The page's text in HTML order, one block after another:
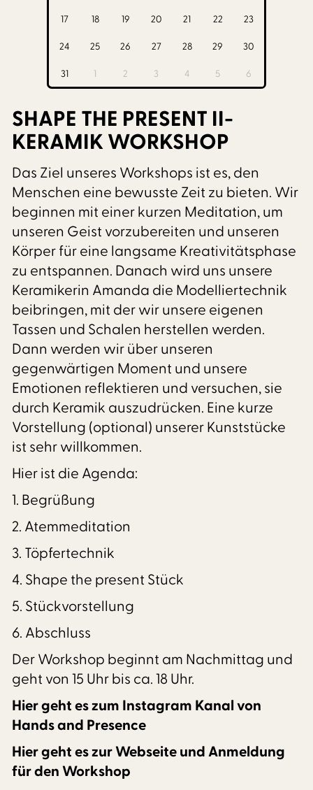
17 18 19 20 21 22 23
24 25 26 27 28 29 30
31 1 2 3 4 5 6
SHAPE THE PRESENT II-
KERAMIK WORKSHOP
Das Ziel unseres Workshops ist es, den
Menschen eine bewusste Zeit zu bieten. Wir
beginnen mit einer kurzen Meditation, um
unseren Geist vorzubereiten und unseren
Körper für eine langsame Kreativitätsphase
zu entspannen. Danach wird uns unsere
Keramikerin Amanda die Modelliertechnik
beibringen, mit der wir unsere eigenen
Tassen und Schalen herstellen werden.
Dann werden wir über unseren
gegenwärtigen Moment und unsere
Emotionen reflektieren und versuchen, sie
durch Keramik auszudrücken. Eine kurze
Vorstellung (optional) unserer Kunststücke
ist sehr willkommen.
Hier ist die Agenda:
1. Begrüßung
2. Atemmeditation
3. Töpfertechnik
4. Shape the present Stück
5. Stückvorstellung
6. Abschluss
Der Workshop beginnt am Nachmittag und
geht von 15 Uhr bis ca. 18 Uhr.
Hier geht es zum Instagram Kanal von
Hands and Presence
Hier geht es zur Webseite und Anmeldung
für den Workshop